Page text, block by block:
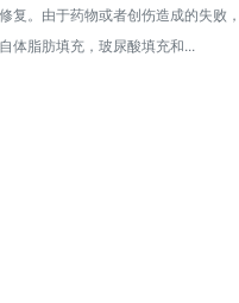
复。由于药物或者创伤造成的失败
体脂肪填充，玻尿酸填充和...